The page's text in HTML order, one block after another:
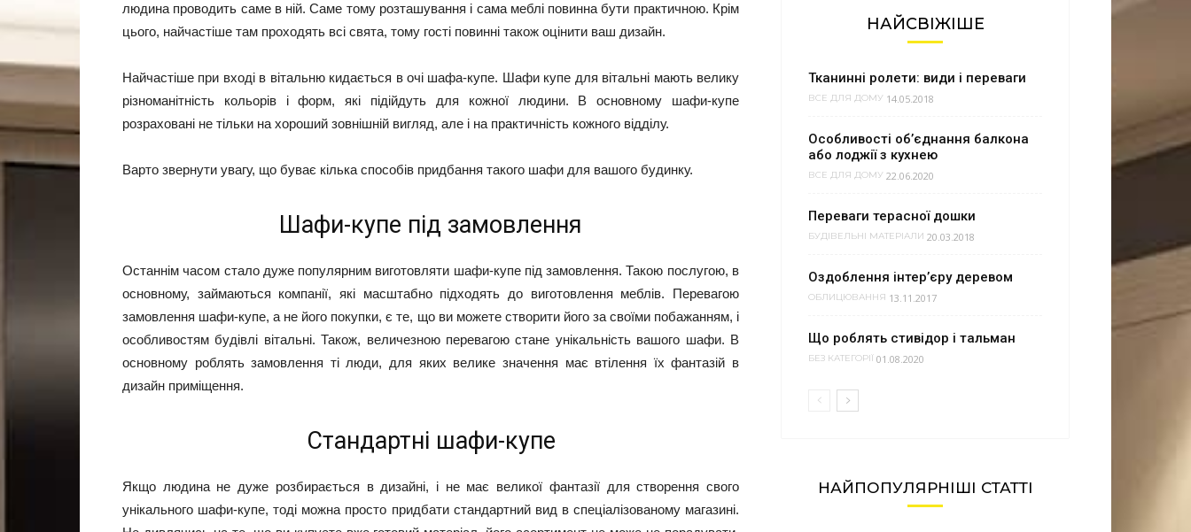
людина проводить саме в ній. Саме тому розташування і сама меблі повинна бути практичною. Крім
цього, найчастіше там проходять всі свята, тому гості повинні також оцінити ваш дизайн.
Найчастіше при вході в вітальню кидається в очі шафа-купе. Шафи купе для вітальні мають велику
різноманітність кольорів і форм, які підійдуть для кожної людини. В основному шафи-купе
розраховані не тільки на хороший зовнішній вигляд, але і на практичність кожного відділу.
Варто звернути увагу, що буває кілька способів придбання такого шафи для вашого будинку.
Шафи-купе під замовлення
Останнім часом стало дуже популярним виготовляти шафи-купе під замовлення. Такою послугою, в
основному, займаються компанії, які масштабно підходять до виготовлення меблів. Перевагою
замовлення шафи-купе, а не його покупки, є те, що ви можете створити його за своїми побажанням, і
особливостям будівлі вітальні. Також, величезною перевагою стане унікальність вашого шафи. В
основному роблять замовлення ті люди, для яких велике значення має втілення їх фантазій в
дизайн приміщення.
Стандартні шафи-купе
Якщо людина не дуже розбирається в дизайні, і не має великої фантазії для створення свого
унікального шафи-купе, тоді можна просто придбати стандартний вид в спеціалізованому магазині.
НАЙСВІЖІШЕ
Тканинні ролети: види і переваги
ВСЕ ДЛЯ ДОМУ 14.05.2018
Особливості об’єднання балкона
або лоджії з кухнею
ВСЕ ДЛЯ ДОМУ 22.06.2020
Переваги терасної дошки
БУДІВЕЛЬНІ МАТЕРІАЛИ 20.03.2018
Оздоблення інтер’єру деревом
ОБЛИЦЮВАННЯ 13.11.2017
Що роблять стивідор і тальман
БЕЗ КАТЕГОРІЇ 01.08.2020
НАЙПОПУЛЯРНІШІ СТАТТІ